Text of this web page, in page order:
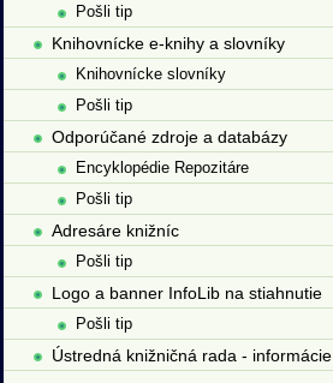
Pošli tip
Knihovnícke e-knihy a slovníky
Knihovnícke slovníky
Pošli tip
Odporúčané zdroje a databázy
Encyklopédie Repozitáre
Pošli tip
Adresáre knižníc
Pošli tip
Logo a banner InfoLib na stiahnutie
Pošli tip
Ústredná knižničná rada - informácie